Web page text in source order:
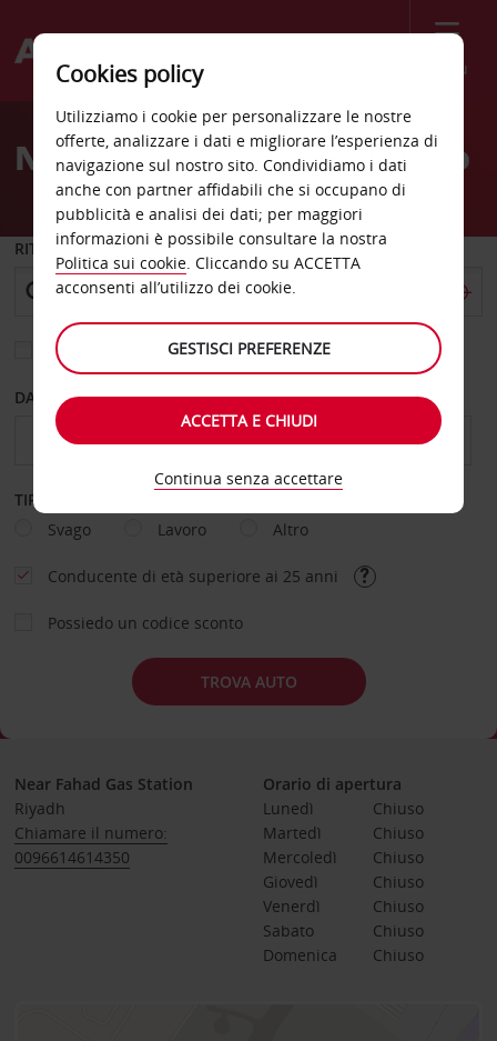
Menù
Welcome
AvisNoleggio auto Olaya Sasco
RITIRO DA
Scegli una località di riconsegna diversa
DAL GIORNO AL GIORNO
TIPOLOGIA DI NOLEGGIO
Svago
Lavoro Altro
Conducente di età superiore ai 25 anni
Possiedo un codice sconto
TROVA AUTO
Near Fahad Gas Station
Riyadh
Chiamare il numero:
0096614614350
Orario di apertura
Lunedì
Chiuso
Martedì
Chiuso
Mercoledì
Chiuso
Giovedì
Chiuso
Venerdì
Chiuso
Sabato
Chiuso
Domenica
Chiuso
Cookies policy
Utilizziamo i cookie per personalizzare le nostre
offerte, analizzare i dati e migliorare l’esperienza di
navigazione sul nostro sito. Condividiamo i dati
anche con partner affidabili che si occupano di
pubblicità e analisi dei dati; per maggiori
informazioni è possibile consultare la nostra
Politica sui cookie. Cliccando su ACCETTA
acconsenti all’utilizzo dei cookie.
GESTISCI PREFERENZE
ACCETTA E CHIUDI
Continua senza accettare